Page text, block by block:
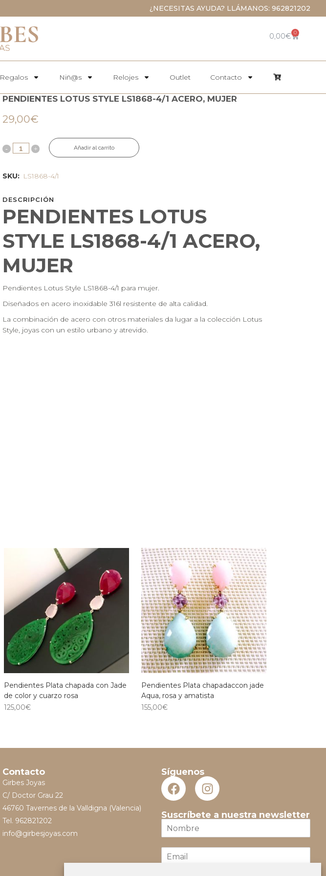
¿NECESITAS AYUDA? LLÁMANOS: 962821202
0,00€ 0
Regalos Niñ@s Relojes Outlet Contacto
PENDIENTES LOTUS STYLE LS1868-4/1 ACERO, MUJER
29,00€
Añadir al carrito
SKU: LS1868-4/1
DESCRIPCIÓN
PENDIENTES LOTUS
STYLE LS1868-4/1 ACERO,
MUJER
Pendientes Lotus Style LS1868-4/1 para mujer.
Diseñados en acero inoxidable 316l resistente de alta calidad.
La combinación de acero con otros materiales da lugar a la colección Lotus
Style, joyas con un estilo urbano y atrevido.
Pendientes Plata chapada con Jade
de color y cuarzo rosa
125,00€
Pendientes Plata chapadaccon jade
Aqua, rosa y amatista
155,00€
Contacto
Girbes Joyas
C/ Doctor Grau 22
46760 Tavernes de la Valldigna (Valencia)
Tel. 962821202
info@girbesjoyas.com
Síguenos
Suscríbete a nuestra newsletter
rm